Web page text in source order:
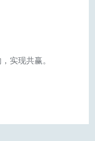
实现共赢。